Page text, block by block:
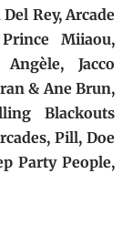
Rey, Arcade
Miiaou,
Jacco
& Ane Brun,
Blackouts
Pill, Doe
Party People,